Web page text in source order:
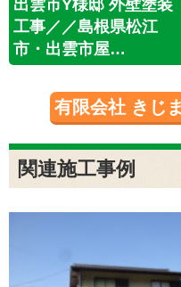
出雲市Y様邸 外壁塗装
工事／／島根県松江
市・出雲市屋…
有限会社 きじ
関連施工事例